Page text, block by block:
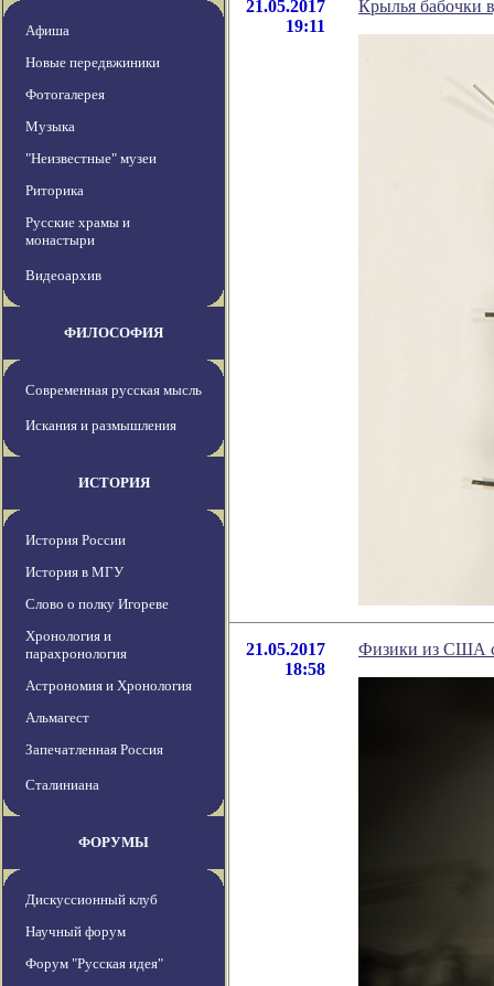
Афиша
Новые передвжиники
Фотогалерея
Музыка
"Неизвестные" музеи
Риторика
Русские храмы и
монастыри
Видеоархив
ФИЛОСОФИЯ
Современная русская мысль
Искания и размышления
ИСТОРИЯ
История России
История в МГУ
Слово о полку Игореве
Хронология и
парахронология
Астрономия и Хронология
Альмагест
Запечатленная Россия
Сталиниана
ФОРУМЫ
Дискуссионный клуб
Научный форум
Форум "Русская идея"
21.05.2017
19:11
Крылья бабочки
21.05.2017
18:58
Физики из США